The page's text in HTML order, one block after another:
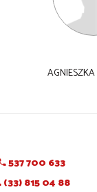
AGNIESZKA
537 700 633
(33) 815 04 88